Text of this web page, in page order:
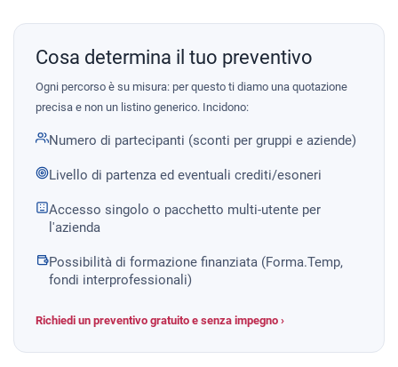
Cosa determina il tuo preventivo
Ogni percorso è su misura: per questo ti diamo una quotazione
precisa e non un listino generico. Incidono:
Numero di partecipanti (sconti per gruppi e aziende)
Livello di partenza ed eventuali crediti/esoneri
Accesso singolo o pacchetto multi-utente per
l'azienda
Possibilità di formazione finanziata (Forma.Temp,
fondi interprofessionali)
Richiedi un preventivo gratuito e senza impegno ›